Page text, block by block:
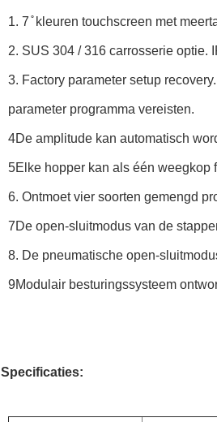
1. 7 ̊ kleuren touchscreen met
2. SUS 304 / 316 carrosserie optie.
3. Factory parameter setup
parameter programma vereisten.
4De amplitude kan automatisch
5Elke hopper kan als één weegkop
6. Ontmoet vier soorten gemengd
7De open-sluitmodus van de
8. De pneumatische open-
9Modulair besturingssysteem
Specificaties: